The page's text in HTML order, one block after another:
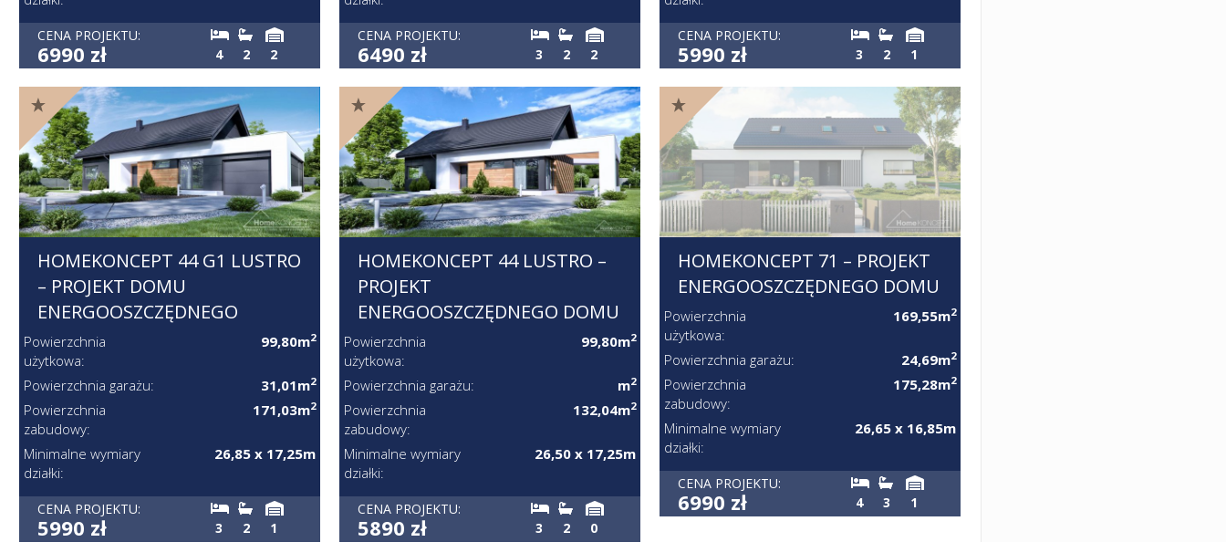
CENA PROJEKTU:
6990 zł 4 2 2
CENA PROJEKTU:
6490 zł 3 2 2
CENA PROJEKTU:
5990 zł 3 2 1
HOMEKONCEPT 44 G1 LUSTRO
– PROJEKT DOMU
ENERGOOSZCZĘDNEGO
Powierzchnia
użytkowa:
99,80m2
Powierzchnia garażu: 31,01m2
Powierzchnia
zabudowy:
171,03m2
Minimalne wymiary
działki:
26,85 x 17,25m
CENA PROJEKTU:
5990 zł 3 2 1
HOMEKONCEPT 44 LUSTRO –
PROJEKT
ENERGOOSZCZĘDNEGO DOMU
Powierzchnia
użytkowa:
99,80m2
Powierzchnia garażu: m2
Powierzchnia
zabudowy:
132,04m2
Minimalne wymiary
działki:
26,50 x 17,25m
CENA PROJEKTU:
5890 zł 3 2 0
HOMEKONCEPT 71 – PROJEKT
ENERGOOSZCZĘDNEGO DOMU
Powierzchnia
użytkowa:
169,55m2
Powierzchnia garażu: 24,69m2
Powierzchnia
zabudowy:
175,28m2
Minimalne wymiary
działki:
26,65 x 16,85m
CENA PROJEKTU:
6990 zł 4 3 1